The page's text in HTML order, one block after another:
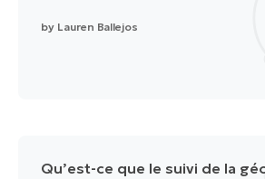
by Lauren Ballejos
Qu’est-ce que le suivi de la